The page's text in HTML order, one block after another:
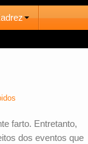
farto. Entretanto,
dos eventos que